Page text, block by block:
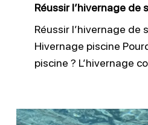
Réussir l’hivernage de
Réussir l’hivernage de
Hivernage piscine
piscine ? L’hivernage
Brosser